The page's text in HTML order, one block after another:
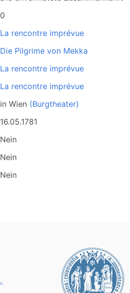
0
La rencontre imprévue
Die Pilgrime von Mekka
La rencontre imprévue
La rencontre imprévue
inWien (Burgtheater)
16.05.1781
Nein
Nein
Nein